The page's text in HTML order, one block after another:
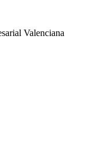
Valenciana